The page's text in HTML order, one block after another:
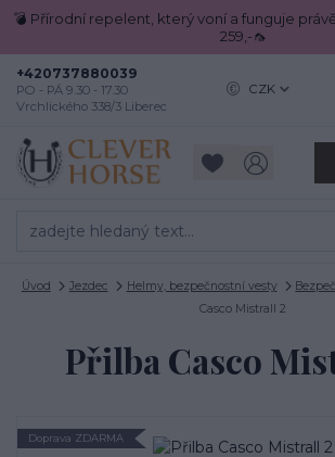
💣 Přírodní repelent, který voní a funguje
259,-🦟
CZK
+420737880039
PO - PÁ 9.30 - 17.30
Vrchlického 338/3 Liberec
Úvod Jezdec Helmy, bezpečnostní vesty
Casco Mistrall 2
Přilba Casco
Doprava ZDARMA